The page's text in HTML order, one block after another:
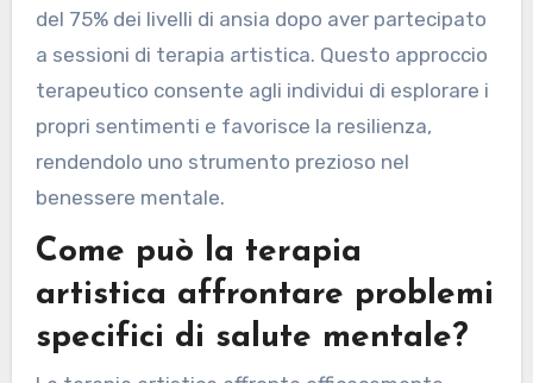
del 75% dei livelli di ansia dopo aver partecipato
a sessioni di terapia artistica. Questo approccio
terapeutico consente agli individui di esplorare i
propri sentimenti e favorisce la resilienza,
rendendolo uno strumento prezioso nel
benessere mentale.
Come può la terapia
artistica affrontare problemi
specifici di salute mentale?